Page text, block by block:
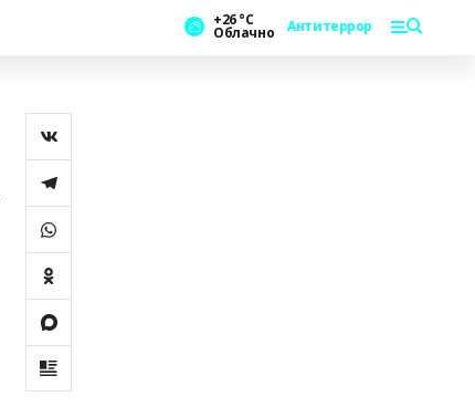
+26 °С
Облачно Антитеррор